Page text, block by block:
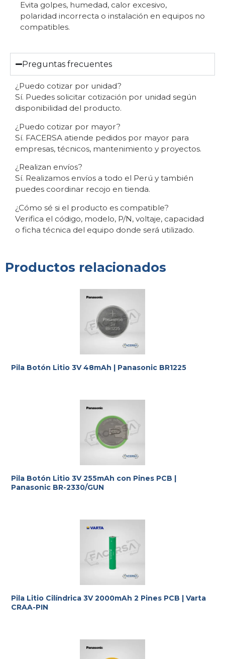
Evita golpes, humedad, calor excesivo,
polaridad incorrecta o instalación en equipos no
compatibles.
Preguntas frecuentes
¿Puedo cotizar por unidad?
Sí. Puedes solicitar cotización por unidad según
disponibilidad del producto.
¿Puedo cotizar por mayor?
Sí. FACERSA atiende pedidos por mayor para
empresas, técnicos, mantenimiento y proyectos.
¿Realizan envíos?
Sí. Realizamos envíos a todo el Perú y también
puedes coordinar recojo en tienda.
¿Cómo sé si el producto es compatible?
Verifica el código, modelo, P/N, voltaje, capacidad
o ficha técnica del equipo donde será utilizado.
Productos relacionados
Pila Botón Litio 3V 48mAh | Panasonic BR1225
Pila Botón Litio 3V 255mAh con Pines PCB |
Panasonic BR-2330/GUN
Pila Litio Cilíndrica 3V 2000mAh 2 Pines PCB | Varta
CRAA-PIN